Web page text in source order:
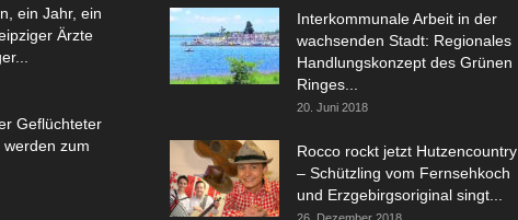
ein Jahr, ein
Ärzte
Geflüchteter
zum
Interkommunale Arbeit in der
wachsenden Stadt: Regionales
Handlungskonzept des Grünen
Ringes...
20. Juni 2018
Rocco rockt jetzt Hutzencountry
– Schützling vom Fernsehkoch
und Erzgebirgsoriginal singt...